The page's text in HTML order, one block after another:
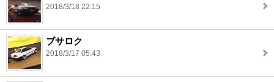
2018/3/18 22:15
ブサロク
2018/3/17 05:43